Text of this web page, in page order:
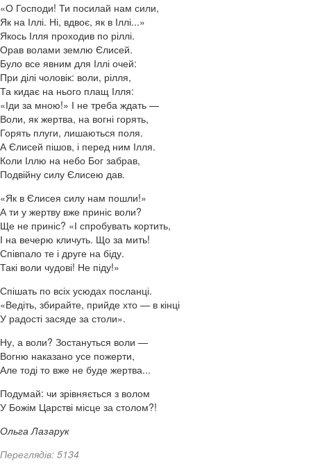
«О Господи! Ти посилай нам сили,
Як на Іллі. Ні, вдвоє, як в Іллі...»
Якось Ілля проходив по ріллі.
Орав волами землю Єлисей.
Було все явним для Іллі очей:
При ділі чоловік: воли, рілля,
Та кидає на нього плащ Ілля:
«Іди за мною!» І не треба ждать —
Воли, як жертва, на вогні горять,
Горять плуги, лишаються поля.
А Єлисей пішов, і перед ним Ілля.
Коли Іллю на небо Бог забрав,
Подвійну силу Єлисею дав.
«Як в Єлисея силу нам пошли!»
А ти у жертву вже приніс воли?
Ще не приніс? «І спробувать кортить,
І на вечерю кличуть. Що за мить!
Співпало те і друге на біду.
Такі воли чудові! Не піду!»
Спішать по всіх усюдах посланці.
«Ведіть, збирайте, прийде хто — в кінці
У радості засяде за столи».
Ну, а воли? Зостануться воли —
Вогню наказано усе пожерти,
Але тоді то вже не буде жертва...
Подумай: чи зрівняється з волом
У Божім Царстві місце за столом?!
Ольга Лазарук
Переглядів: 5134